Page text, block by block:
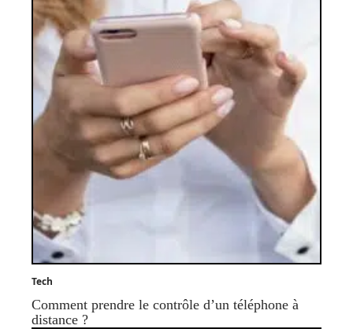
Tech
Comment prendre le contrôle d’un téléphone à
distance ?